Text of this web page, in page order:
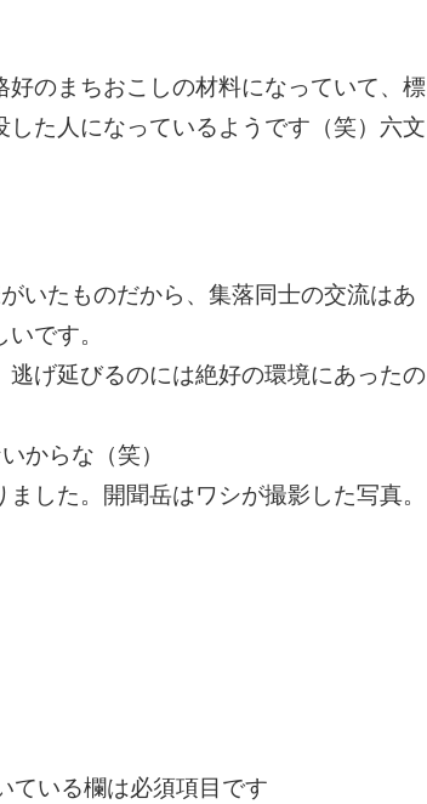
のまちおこしの材料になっていて、標
た人になっているようです（笑）六文
いたものだから、集落同士の交流はあ
です。
げ延びるのには絶好の環境にあったの
からな（笑）
した。開聞岳はワシが撮影した写真。
ている欄は必須項目です